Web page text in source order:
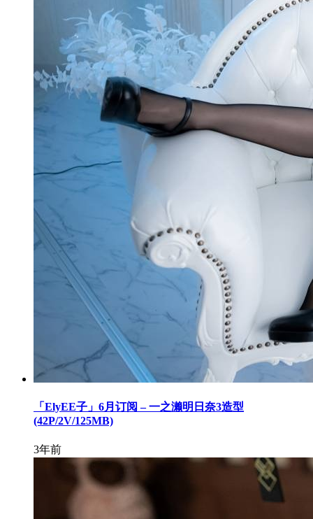
「ElyEE子」6月订阅 – 一之濑明日奈3造型
(42P/2V/125MB)
3年前